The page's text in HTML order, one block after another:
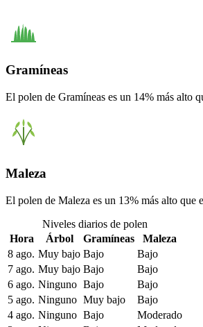
Gramíneas
El polen de Gramíneas es un 14% más alto
Maleza
El polen de Maleza es un 13% más alto que
Niveles diarios de polen
Hora
Árbol Gramíneas
Maleza
8 ago. Muy bajo Bajo
Bajo
7 ago. Muy bajo Bajo
Bajo
6 ago. Ninguno Bajo
Bajo
5 ago. Ninguno Muy bajo
Bajo
4 ago. Ninguno Bajo
Moderado